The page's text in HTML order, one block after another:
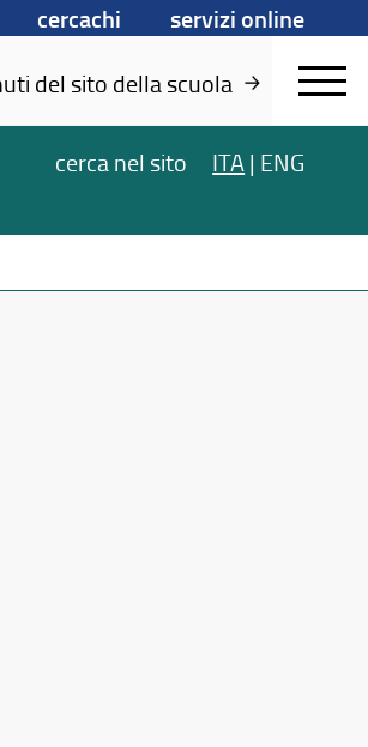
cercachi
servizi online
del sito della scuola
cerca nel sito ITA | ENG